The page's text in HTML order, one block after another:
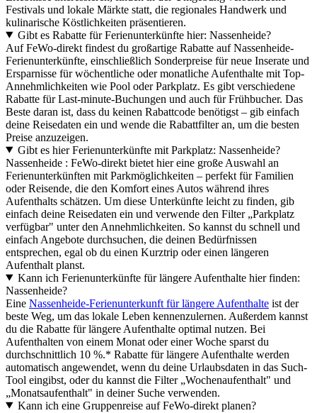
Festivals und lokale Märkte statt, die regionales Handwerk und
kulinarische Köstlichkeiten präsentieren.
Gibt es Rabatte für Ferienunterkünfte hier: Nassenheide?
Auf FeWo-direkt findest du großartige Rabatte auf Nassenheide-
Ferienunterkünfte, einschließlich Sonderpreise für neue Inserate und
Ersparnisse für wöchentliche oder monatliche Aufenthalte mit Top-
Annehmlichkeiten wie Pool oder Parkplatz. Es gibt verschiedene
Rabatte für Last-minute-Buchungen und auch für Frühbucher. Das
Beste daran ist, dass du keinen Rabattcode benötigst – gib einfach
deine Reisedaten ein und wende die Rabattfilter an, um die besten
Preise anzuzeigen.
Gibt es hier Ferienunterkünfte mit Parkplatz: Nassenheide?
Nassenheide : FeWo-direkt bietet hier eine große Auswahl an
Ferienunterkünften mit Parkmöglichkeiten – perfekt für Familien
oder Reisende, die den Komfort eines Autos während ihres
Aufenthalts schätzen. Um diese Unterkünfte leicht zu finden, gib
einfach deine Reisedaten ein und verwende den Filter „Parkplatz
verfügbar" unter den Annehmlichkeiten. So kannst du schnell und
einfach Angebote durchsuchen, die deinen Bedürfnissen
entsprechen, egal ob du einen Kurztrip oder einen längeren
Aufenthalt planst.
Kann ich Ferienunterkünfte für längere Aufenthalte hier finden:
Nassenheide?
Eine Nassenheide-Ferienunterkunft für längere Aufenthalte ist der
beste Weg, um das lokale Leben kennenzulernen. Außerdem kannst
du die Rabatte für längere Aufenthalte optimal nutzen. Bei
Aufenthalten von einem Monat oder einer Woche sparst du
durchschnittlich 10 %.* Rabatte für längere Aufenthalte werden
automatisch angewendet, wenn du deine Urlaubsdaten in das Such-
Tool eingibst, oder du kannst die Filter „Wochenaufenthalt" und
„Monatsaufenthalt" in deiner Suche verwenden.
Kann ich eine Gruppenreise auf FeWo-direkt planen?